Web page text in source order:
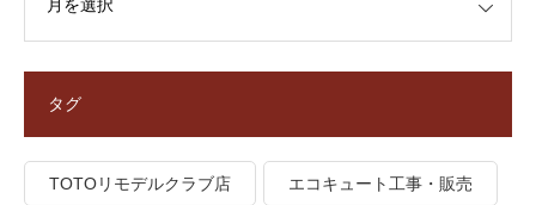
タグ
TOTOリモデルクラブ店 エコキュート工事・販売